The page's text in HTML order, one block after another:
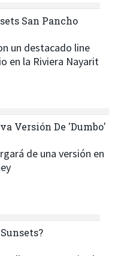
San Pancho
un destacado line
en la Riviera Nayarit
Versión De 'Dumbo'
de una versión en